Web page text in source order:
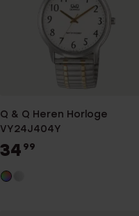
Q & Q Heren Horloge
VY24J404Y
34 99